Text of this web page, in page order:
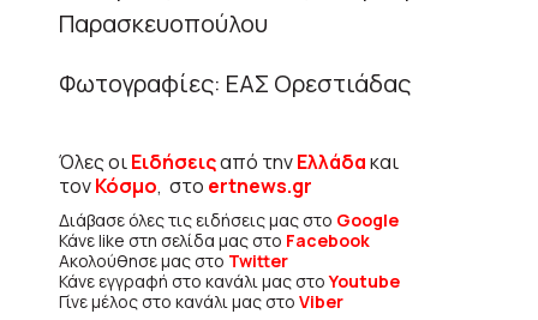
Παρασκευοπούλου
Φωτογραφίες: ΕΑΣ Ορεστιάδας
Όλες οιΕιδήσειςαπό τηνΕλλάδακαι
τονΚόσμο, στο ertnews.gr
Διάβασε όλες τις ειδήσεις μας στο Google
Κάνε like στη σελίδα μας στο Facebook
Ακολούθησε μας στο Twitter
Κάνε εγγραφή στο κανάλι μας στοYoutube
Γίνε μέλος στο κανάλι μας στο Viber